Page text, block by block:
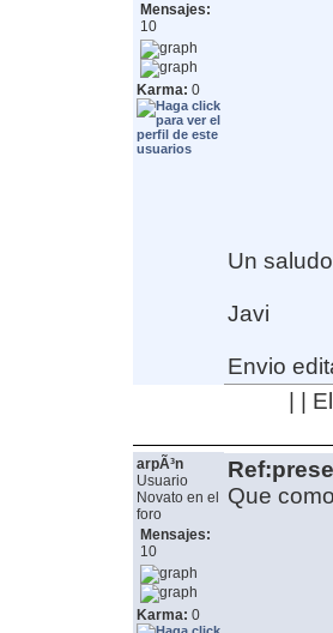
Mensajes:
10
Karma: 0
Un saludo
Javi
Envio
| |
arpÃ³n
Usuario
Novato en el
foro
Mensajes:
10
Karma: 0
Que